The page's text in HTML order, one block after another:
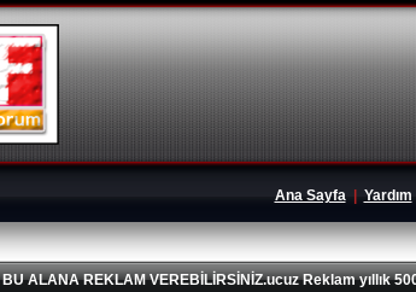
Ana Sayfa| Yardım
BU ALANA REKLAM VEREBİLİRSİNİZ.ucuz Reklam yıllık